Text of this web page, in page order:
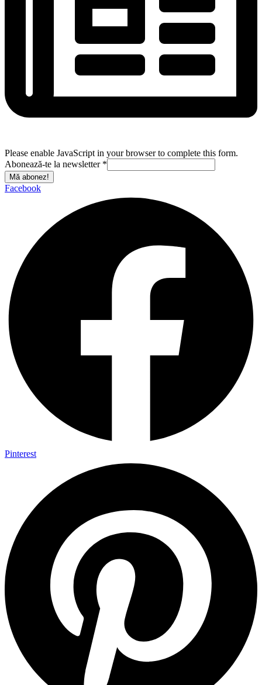
Please enable JavaScript in your browser to complete this form.
Abonează-te la newsletter *
Mă abonez!
Facebook
Pinterest